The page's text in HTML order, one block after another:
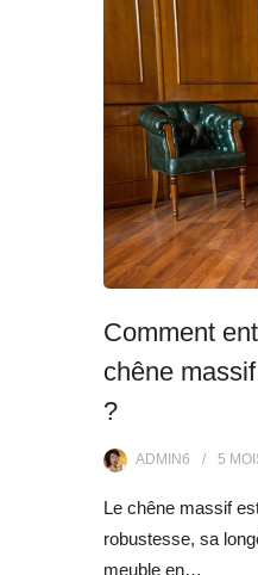
Comment
chêne
?
ADMIN6 5
Le chêne massif
robustesse, sa
meuble en…